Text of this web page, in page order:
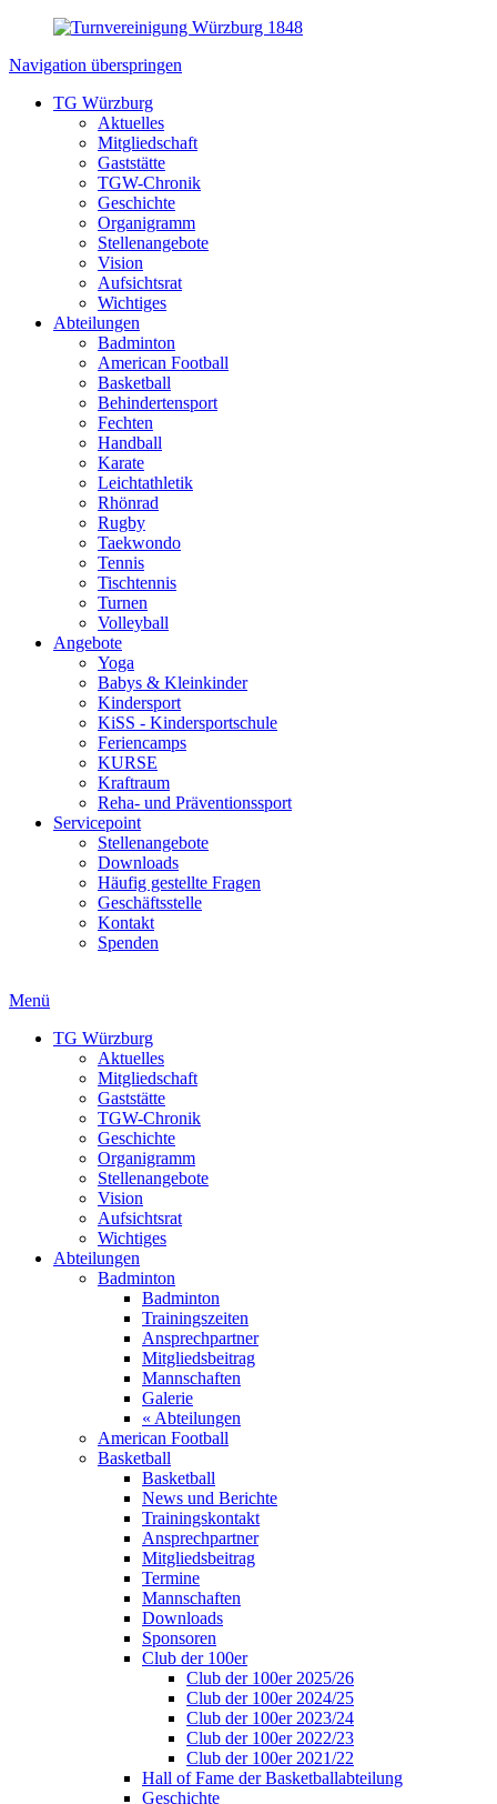
Navigation überspringen
TG Würzburg
Aktuelles
Mitgliedschaft
Gaststätte
TGW-Chronik
Geschichte
Organigramm
Stellenangebote
Vision
Aufsichtsrat
Wichtiges
Abteilungen
Badminton
American Football
Basketball
Behindertensport
Fechten
Handball
Karate
Leichtathletik
Rhönrad
Rugby
Taekwondo
Tennis
Tischtennis
Turnen
Volleyball
Angebote
Yoga
Babys & Kleinkinder
Kindersport
KiSS - Kindersportschule
Feriencamps
KURSE
Kraftraum
Reha- und Präventionssport
Servicepoint
Stellenangebote
Downloads
Häufig gestellte Fragen
Geschäftsstelle
Kontakt
Spenden
Menü
TG Würzburg
Aktuelles
Mitgliedschaft
Gaststätte
TGW-Chronik
Geschichte
Organigramm
Stellenangebote
Vision
Aufsichtsrat
Wichtiges
Abteilungen
Badminton
Badminton
Trainingszeiten
Ansprechpartner
Mitgliedsbeitrag
Mannschaften
Galerie
« Abteilungen
American Football
Basketball
Basketball
News und Berichte
Trainingskontakt
Ansprechpartner
Mitgliedsbeitrag
Termine
Mannschaften
Downloads
Sponsoren
Club der 100er
Club der 100er 2025/26
Club der 100er 2024/25
Club der 100er 2023/24
Club der 100er 2022/23
Club der 100er 2021/22
Hall of Fame der Basketballabteilung
Geschichte